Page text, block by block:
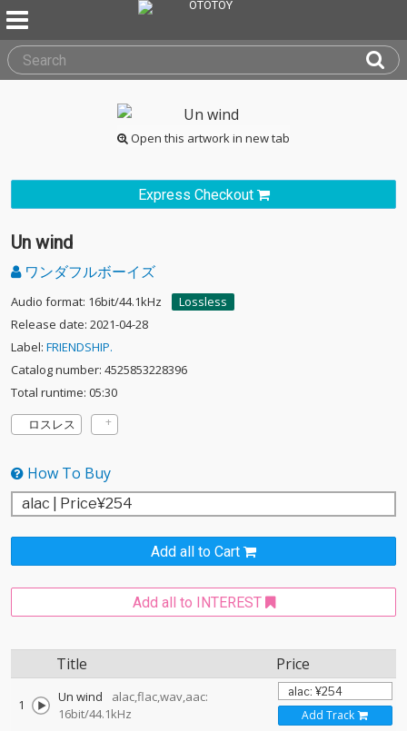
Open this artwork in new tab
Express Checkout
Un wind
ワンダフルボーイズ
Audio format: 16bit/44.1kHz
Lossless
Release date: 2021-04-28
Label: FRIENDSHIP.
Catalog number: 4525853228396
Total runtime: 05:30
ロスレス
How To Buy
Add all to Cart
Add all to INTEREST
Title Price
1 Un wind
alac,flac,wav,aac:
16bit/44.1kHz
Add Track